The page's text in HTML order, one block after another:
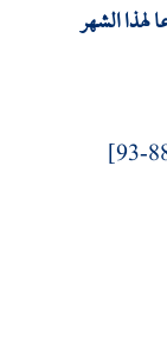
لهذا الشهر